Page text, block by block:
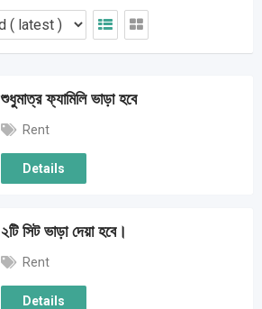
শুধুমাত্র ফ্যামিলি ভাড়া হবে
Rent
Details
২টি সিট ভাড়া দেয়া হবে।
Rent
Details